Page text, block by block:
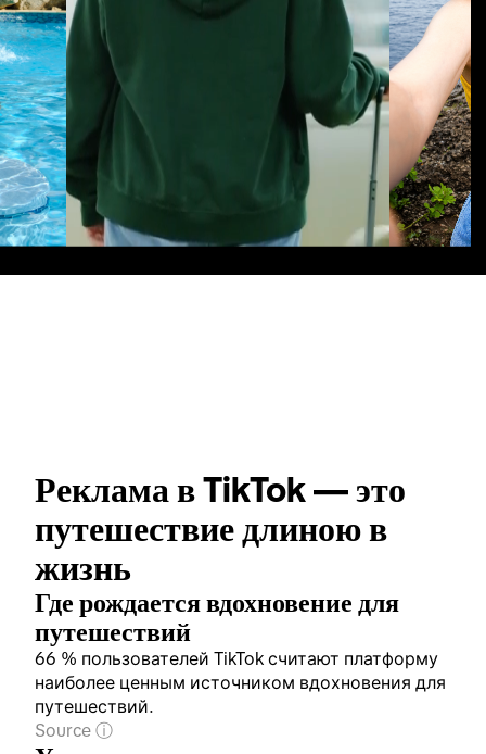
Реклама в TikTok — это
путешествие длиною в
жизнь
Где рождается вдохновение для
путешествий
66 % пользователей TikTok считают платформу
наиболее ценным источником вдохновения для
путешествий.
Source